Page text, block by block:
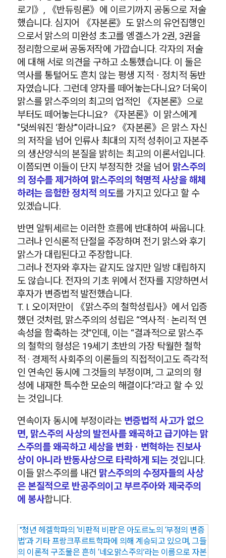
로기》, 《반듀링론》에 이르기까지 공동으로 저술
했습니다. 심지어 《자본론》도 맑스의 유언집행인
으로서 맑스의 미완성 초고를 엥겔스가 2권, 3권을
정리함으로써 공동저작에 가깝습니다. 각자의 저술
에 대해 서로 의견을 구하고 소통했습니다. 이 둘은
역사를 통털어도 흔치 않는 평생 지적ㆍ정치적 동반
자였습니다. 그런데 양자를 떼어놓는다니요? 더욱이
맑스를 맑스주의의 최고의 업적인 《자본론》으로
부터도 떼어놓는다니요? 《자본론》이 맑스에게
"덧씌워진 ‘환상’"이라니요? 《자본론》은 맑스 자신
의 저작을 넘어 인류사 최대의 지적 성취이고 자본주
의 생산양식의 본질을 밝히는 최고의 이론서입니다.
이쯤되면 이들이 단지 부정직한 것을 넘어 맑스주의
의 정수를 제거하여 맑스주의의 혁명적 사상을 해체
하려는 음험한 정치적 의도를 가지고 있다고 할 수
있겠습니다.
반면 알튀세르는 이러한 흐름에 반대하여 싸웁니다.
그러나 인식론적 단절을 주장하며 전기 맑스와 후기
맑스가 대립된다고 주장합니다.
그러나 전자와 후자는 같지도 않지만 일방 대립하지
도 않습니다. 전자의 기초 위에서 전자를 지양하면서
후자가 변증법적 발전했습니다.
T. I. 오이저만이 《맑스주의 철학성립사》에서 입증
했던 것처럼, 맑스주의의 성립은 “역사적 · 논리적 연
속성을 함축하는 것”인데, 이는 “결과적으로 맑스주
의 철학의 형성은 19세기 초반의 가장 탁월한 철학
적 · 경제적 사회주의 이론들의 직접적이고도 즉각적
인 연속인 동시에 그것들의 부정이며, 그 교의의 형
성에 내재한 특수한 모순의 해결이다.”라고 할 수 있
는 것입니다.
연속이자 동시에 부정이라는 변증법적 사고가 없으
면, 맑스주의 사상의 발전사를 왜곡하고 급기야는 맑
스주의를 왜곡하고 세상을 변화ㆍ변혁하는 진보사
상이 아니라 반동사상으로 타락하게 되는 것입니다.
이들 맑스주의를 내건 맑스주의의 수정자들의 사상
은 본질적으로 반공주의이고 부르주아와 제국주의
에 봉사합니다.
"청년 헤겔학파의 ‘비판적 비판’은 아도르노의 ‘부정의 변증
법’과 기타 프랑크푸르트학파에 의해 계승되고 있으며, 그들
의 이론적 구조물은 흔히 ‘네오맑스주의’라는 이름으로 자본